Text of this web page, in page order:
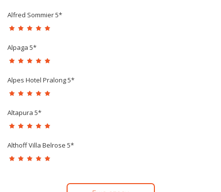
Alfred Sommier 5*
Alpaga 5*
Alpes Hotel Pralong 5*
Altapura 5*
Althoff Villa Belrose 5*